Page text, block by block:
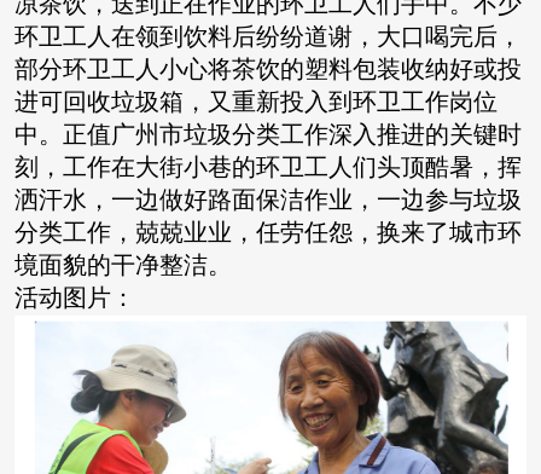
环卫工人在领到饮料后纷纷道谢，大口喝完后，
部分环卫工人小心将茶饮的塑料包装收纳好或投
进可回收垃圾箱，又重新投入到环卫工作岗位
中。正值广州市垃圾分类工作深入推进的关键时
刻，工作在大街小巷的环卫工人们头顶酷暑，挥
洒汗水，一边做好路面保洁作业，一边参与垃圾
分类工作，兢兢业业，任劳任怨，换来了城市环
境面貌的干净整洁。
活动图片：